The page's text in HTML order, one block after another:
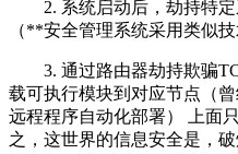
2. 系统启动后，劫持特
（**安全管理系统采用类似技
3. 通过路由器劫持欺骗
载可执行模块到对应节点（
远程程序自动化部署） 上面
之，这世界的信息安全是，